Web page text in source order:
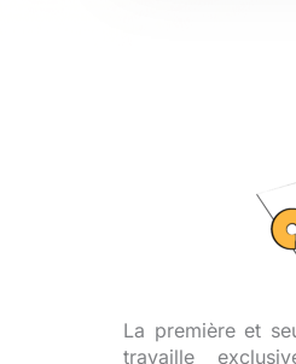
La première et
travaille